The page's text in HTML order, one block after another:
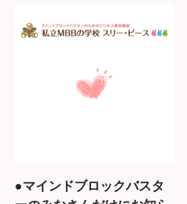
●マインドブロックバスタ